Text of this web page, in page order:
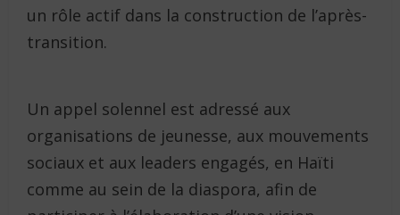
un rôle actif dans la construction de l’après-
transition.
Un appel solennel est adressé aux
organisations de jeunesse, aux mouvements
sociaux et aux leaders engagés, en Haïti
comme au sein de la diaspora, afin de